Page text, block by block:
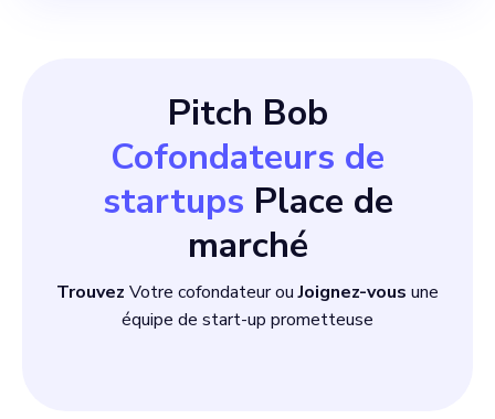
Pitch Bob
Cofondateurs de
startups Place de
marché
Trouvez Votre cofondateur ouJoignez-vous une
équipe de start-up prometteuse